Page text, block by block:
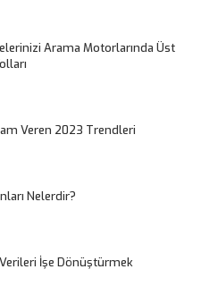
Arama Motorlarında Üst
Veren 2023 Trendleri
Nelerdir?
İşe Dönüştürmek